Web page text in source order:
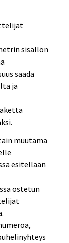
sisällön
saada
ja
muutama
esitellään
ostetun